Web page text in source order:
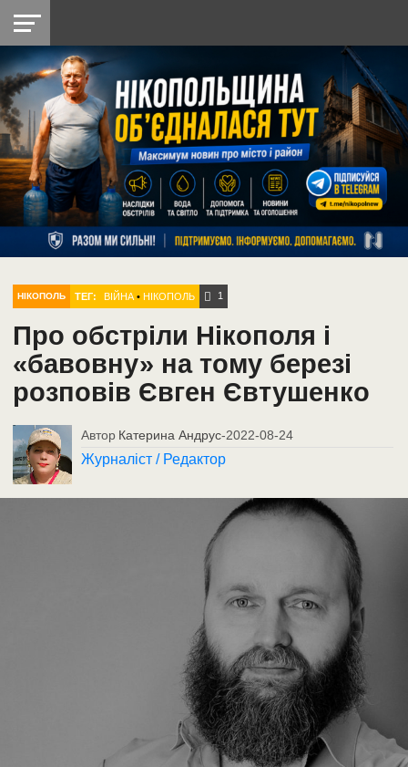
НІКОПОЛЬ
РАЙОН
СІЧЕСЛАВСЬКА
УКРАЇНА
РЕТРО
НІКОПОЛЬ
ЛАЙТ
УКРАЇНА
ДОПОМОГА
РАДІО
НІКОПОЛЬ ТЕГ: ВІЙНА •НІКОПОЛЬ 1
Про обстріли Нікополя і
«бавовну» на тому березі
розповів Євген Євтушенко
Автор Катерина Андрус-2022-08-24
Журналіст / Редактор